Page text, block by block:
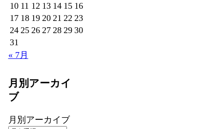
10 11 12 13 14 15 16
17 18 19 20 21 22 23
24 25 26 27 28 29 30
31
« 7月
月別アーカイ
ブ
月別アーカイブ